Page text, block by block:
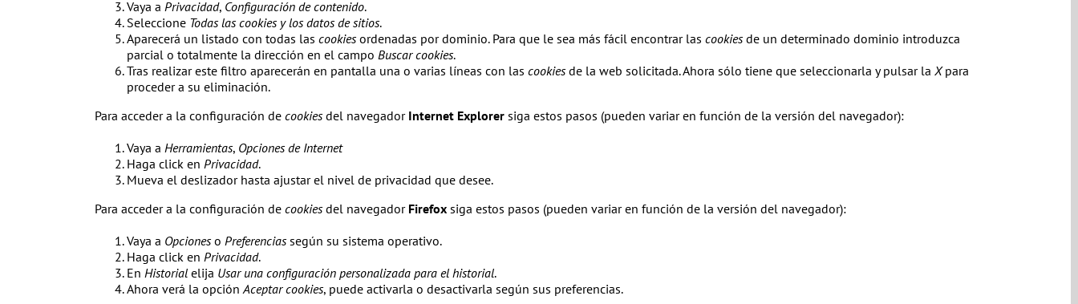
Vaya a Privacidad, Configuración de contenido.
Seleccione Todas las cookiesy los datos de sitios.
Aparecerá un listado con todas las cookiesordenadas por dominio. Para que le sea más fácil encontrar las cookiesde un determinado dominio introduzca
parcial o totalmente la dirección en el campo Buscar cookies.
Tras realizar este filtro aparecerán en pantalla una o varias líneas con las cookiesde la web solicitada. Ahora sólo tiene que seleccionarla y pulsar la Xpara
proceder a su eliminación.
Para acceder a la configuración de cookiesdel navegador Internet Explorersiga estos pasos (pueden variar en función de la versión del navegador):
Vaya a Herramientas, Opciones de Internet
Haga click en Privacidad.
Mueva el deslizador hasta ajustar el nivel de privacidad que desee.
Para acceder a la configuración de cookiesdel navegador Firefoxsiga estos pasos (pueden variar en función de la versión del navegador):
Vaya a Opcioneso Preferenciassegún su sistema operativo.
Haga click en Privacidad.
En Historialelija Usar una configuración personalizada para el historial.
Ahora verá la opciónAceptar cookies, puede activarla o desactivarla según sus preferencias.